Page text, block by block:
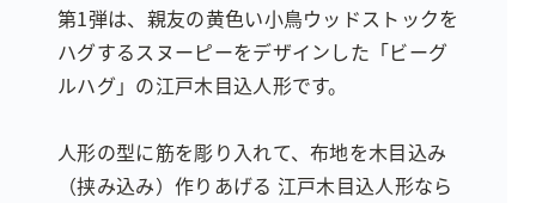
第1弾は、親友の黄色い小鳥ウッドストックを
ハグするスヌーピーをデザインした「ビーグ
ルハグ」の江戸木目込人形です。
人形の型に筋を彫り入れて、布地を木目込み
（挟み込み）作りあげる 江戸木目込人形なら